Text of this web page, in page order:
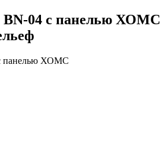
BN-04 с панелью ХОМС
панелью ХОМС